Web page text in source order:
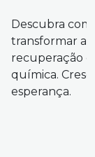
Descubra
transformar a
recuperação
química.
esperança.